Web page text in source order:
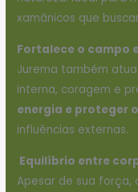
xamânicos que
Fortalece o campo
Jurema também
interna, coragem e
energia e proteger
influências externas.
Equilíbrio entre
Apesar de sua força,